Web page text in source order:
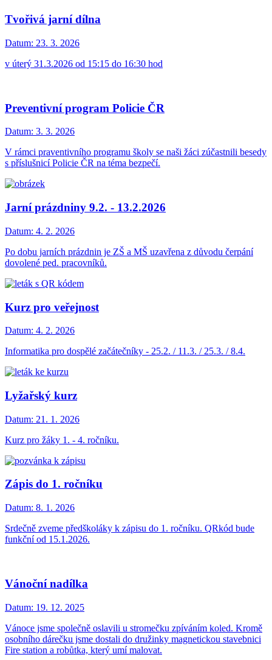
Tvořivá jarní dílna
Datum: 23. 3. 2026
v úterý 31.3.2026 od 15:15 do 16:30 hod
Preventivní program Policie ČR
Datum: 3. 3. 2026
V rámci praventivního programu školy se naši žáci zúčastnili besedy
s příslušnicí Policie ČR na téma bezpečí.
Jarní prázdniny 9.2. - 13.2.2026
Datum: 4. 2. 2026
Po dobu jarních prázdnin je ZŠ a MŠ uzavřena z důvodu čerpání
dovolené ped. pracovníků.
Kurz pro veřejnost
Datum: 4. 2. 2026
Informatika pro dospělé začátečníky - 25.2. / 11.3. / 25.3. / 8.4.
Lyžařský kurz
Datum: 21. 1. 2026
Kurz pro žáky 1. - 4. ročníku.
Zápis do 1. ročníku
Datum: 8. 1. 2026
Srdečně zveme předškoláky k zápisu do 1. ročníku. QRkód bude
funkční od 15.1.2026.
Vánoční nadílka
Datum: 19. 12. 2025
Vánoce jsme společně oslavili u stromečku zpíváním koled. Kromě
osobního dárečku jsme dostali do družinky magnetickou stavebnici
Fire station a robůtka, který umí malovat.